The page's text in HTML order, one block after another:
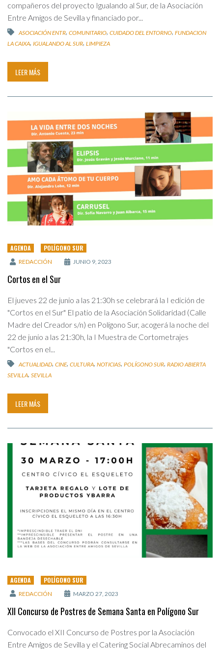
compañeros del proyecto Igualando al Sur, de la Asociación
Entre Amigos de Sevilla y financiado por...
ASOCIACIÓN ENTR, COMUNITARIO, CUIDADO DEL ENTORNO, FUNDACION
LA CAIXA, IGUALANDO AL SUR, LIMPIEZA
LEER MÁS
AGENDA POLÍGONO SUR
REDACCIÓN JUNIO 9, 2023
Cortos en el Sur
El jueves 22 de junio a las 21:30h se celebrará la I edición de
"Cortos en el Sur" El patio de la Asociación Solidaridad (Calle
Madre del Creador s/n) en Polígono Sur, acogerá la noche del
22 de junio a las 21:30h, la I Muestra de Cortometrajes
"Cortos en el...
ACTUALIDAD, CINE, CULTURA, NOTICIAS, POLÍGONO SUR, RADIO ABIERTA
SEVILLA, SEVILLA
LEER MÁS
AGENDA POLÍGONO SUR
REDACCIÓN MARZO 27, 2023
XII Concurso de Postres de Semana Santa en Polígono Sur
Convocado el XII Concurso de Postres por la Asociación
Entre Amigos de Sevilla y el Catering Social Abrecaminos del